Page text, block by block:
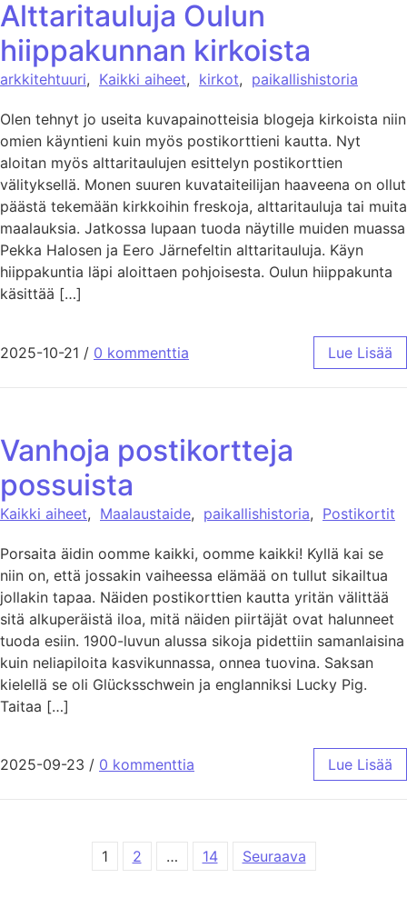
Alttaritauluja Oulun
hiippakunnan kirkoista
arkkitehtuuri, Kaikki aiheet, kirkot, paikallishistoria
Olen tehnyt jo useita kuvapainotteisia blogeja kirkoista niin
omien käyntieni kuin myös postikorttieni kautta. Nyt
aloitan myös alttaritaulujen esittelyn postikorttien
välityksellä. Monen suuren kuvataiteilijan haaveena on ollut
päästä tekemään kirkkoihin freskoja, alttaritauluja tai muita
maalauksia. Jatkossa lupaan tuoda näytille muiden muassa
Pekka Halosen ja Eero Järnefeltin alttaritauluja. Käyn
hiippakuntia läpi aloittaen pohjoisesta. Oulun hiippakunta
käsittää […]
2025-10-21 / 0 kommenttia Lue Lisää
Vanhoja postikortteja
possuista
Kaikki aiheet, Maalaustaide, paikallishistoria, Postikortit
Porsaita äidin oomme kaikki, oomme kaikki! Kyllä kai se
niin on, että jossakin vaiheessa elämää on tullut sikailtua
jollakin tapaa. Näiden postikorttien kautta yritän välittää
sitä alkuperäistä iloa, mitä näiden piirtäjät ovat halunneet
tuoda esiin. 1900-luvun alussa sikoja pidettiin samanlaisina
kuin neliapiloita kasvikunnassa, onnea tuovina. Saksan
kielellä se oli Glücksschwein ja englanniksi Lucky Pig.
Taitaa […]
2025-09-23 / 0 kommenttia Lue Lisää
Artikkelien sivutus
1 2 … 14 Seuraava